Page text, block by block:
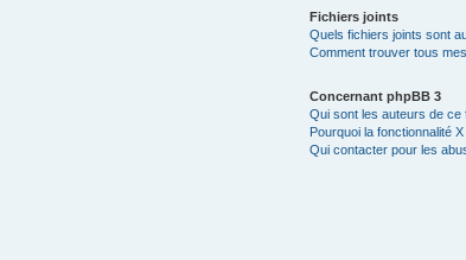
Fichiers joints
Quels fichiers joints sont
Comment trouver tous
Concernant phpBB 3
Qui sont les auteurs de ce
Pourquoi la fonctionnalité
Qui contacter pour les